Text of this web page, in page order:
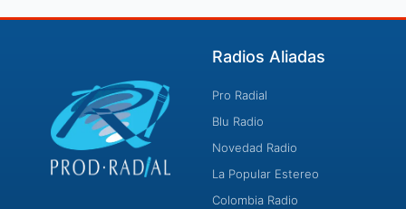
Radios Aliadas
Pro Radial
Blu Radio
Novedad Radio
La Popular Estereo
Colombia Radio